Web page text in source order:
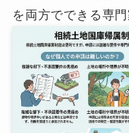
を両方でできる専